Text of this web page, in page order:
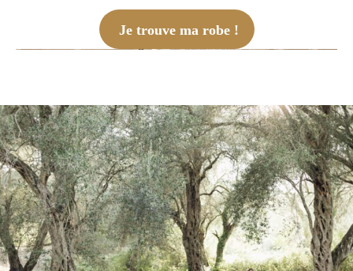
Je trouve ma robe !